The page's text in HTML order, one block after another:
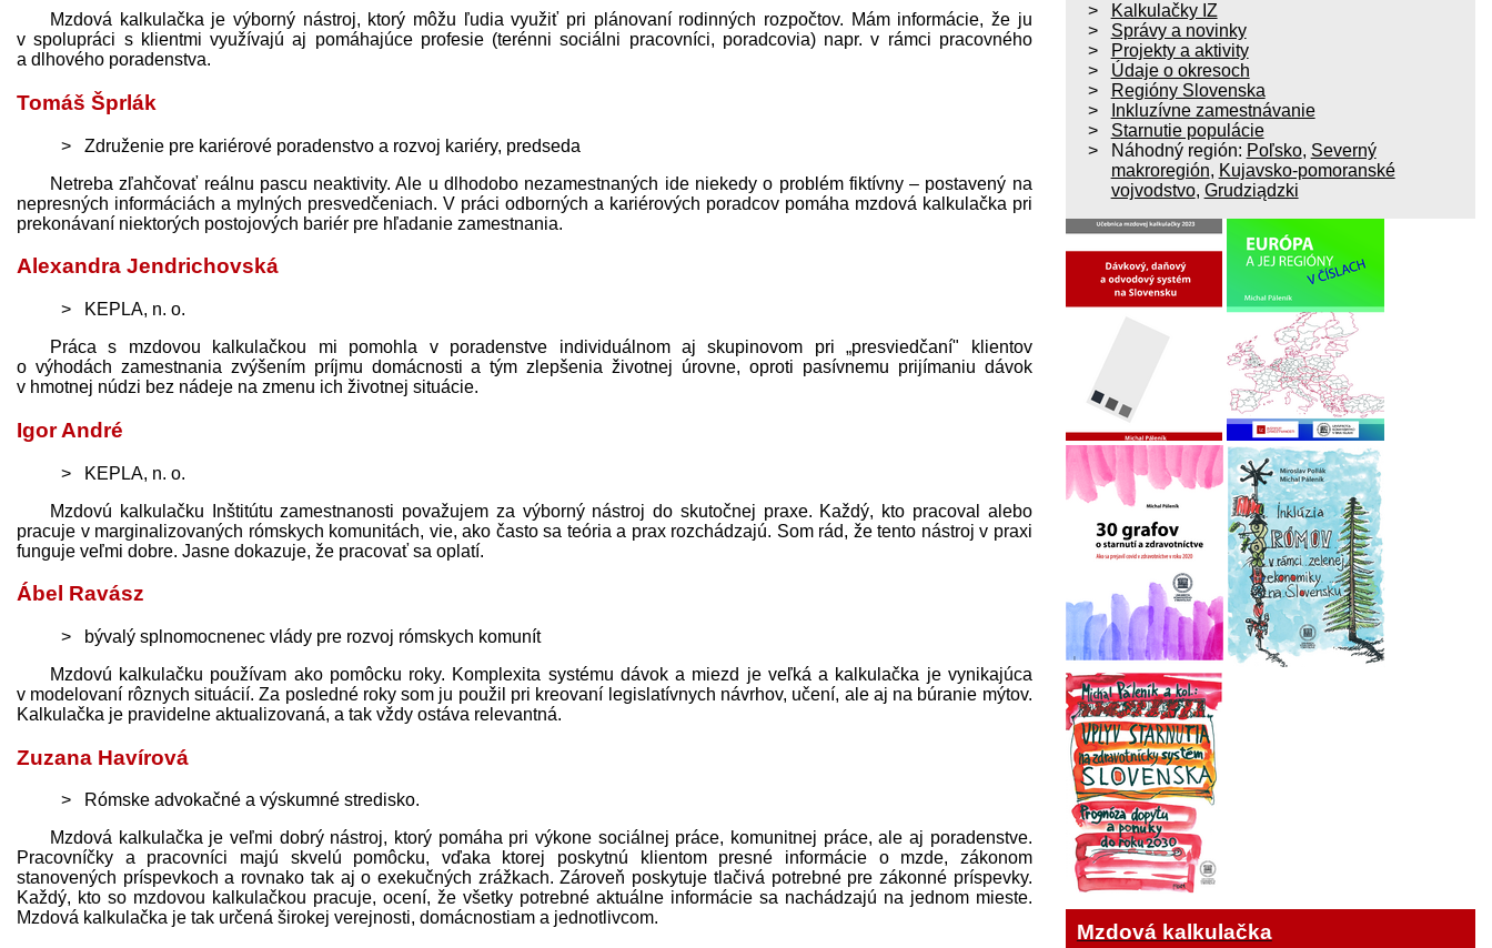
Mzdová kalkulačka je výborný nástroj, ktorý môžu ľudia využiť pri plánovaní rodinných rozpočtov. Mám informácie, že ju
v spolupráci s klientmi využívajú aj pomáhajúce profesie (terénni sociálni pracovníci, poradcovia) napr. v rámci pracovného
a dlhového poradenstva.
Tomáš Šprlák
Združenie pre kariérové poradenstvo a rozvoj kariéry, pred­seda
Netreba zľahčovať reálnu pascu neaktivity. Ale u dlhodobo nezamestnaných ide niekedy o problém fiktívny – postavený na
nepresných informáciách a mylných presvedčeniach. V práci odborných a kariérových poradcov pomáha mzdová kalkulačka pri
prekonávaní niektorých postojových bariér pre hľadanie zamestnania.
Alexandra Jendrichovská
KEPLA, n. o.
Práca s mzdovou kalkulačkou mi pomohla v poradenstve individuálnom aj skupinovom pri „presviedčaní" klientov
o výhodách zamestnania zvýšením príjmu domácnosti a tým zlepšenia životnej úrovne, oproti pasívnemu prijímaniu dávok
v hmotnej núdzi bez nádeje na zmenu ich životnej situácie.
Igor André
KEPLA, n. o.
Mzdovú kalkulačku Inštitútu zamestnanosti považujem za výborný nástroj do skutočnej praxe. Každý, kto pracoval alebo
pracuje v marginalizovaných rómskych komunitách, vie, ako často sa teória a prax rozchádzajú. Som rád, že tento nástroj v praxi
funguje veľmi dobre. Jasne dokazuje, že pracovať sa oplatí.
Ábel Ravász
bývalý splnomocnenec vlády pre rozvoj rómskych komunít
Mzdovú kalkulačku používam ako pomôcku roky. Komplexita systému dávok a miezd je veľká a kalkulačka je vynikajúca
v modelovaní rôznych situácií. Za posledné roky som ju použil pri kreovaní legislatívnych návrhov, učení, ale aj na búranie mýtov.
Kalkulačka je pravidelne aktualizovaná, a tak vždy ostáva relevantná.
Zuzana Havírová
Rómske advokačné a výskumné stredisko.
Mzdová kalkulačka je veľmi dobrý nástroj, ktorý pomáha pri výkone sociálnej práce, komunitnej práce, ale aj poradenstve.
Pracovníčky a pracovníci majú skvelú pomôcku, vďaka ktorej poskytnú klientom presné informácie o mzde, zákonom
stanovených príspevkoch a rovnako tak aj o exekučných zrážkach. Zároveň poskytuje tlačivá potrebné pre zákonné príspevky.
Každý, kto so mzdovou kalkulačkou pracuje, ocení, že všetky potrebné aktuálne informácie sa nachádzajú na jednom mieste.
Mzdová kalkulačka je tak určená širokej verejnosti, domácnostiam a jednotlivcom.
Kalkulačky IZ
Správy a novinky
Projekty a aktivity
Údaje o okresoch
Regióny Slovenska
Inkluzívne zamestnávanie
Starnutie populácie
Náhodný región: Poľsko, Severný
makroregión, Kujavsko-pomoranské
vojvodstvo, Grudziądzki
Mzdová kalkulačka